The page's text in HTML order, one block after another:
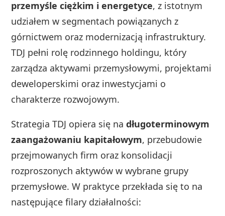
przemyśle ciężkim i energetyce, z istotnym
udziałem w segmentach powiązanych z
górnictwem oraz modernizacją infrastruktury.
TDJ pełni rolę rodzinnego holdingu, który
zarządza aktywami przemysłowymi, projektami
deweloperskimi oraz inwestycjami o
charakterze rozwojowym.
Strategia TDJ opiera się nadługoterminowym
zaangażowaniu kapitałowym, przebudowie
przejmowanych firm oraz konsolidacji
rozproszonych aktywów w wybrane grupy
przemysłowe. W praktyce przekłada się to na
następujące filary działalności: